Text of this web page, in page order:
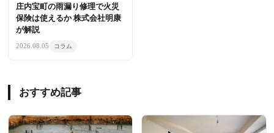
庄内宝町の雨漏り修理で火災
保険は使えるか 株式会社明康
が解説
2026.08.05 コラム
おすすめ記事